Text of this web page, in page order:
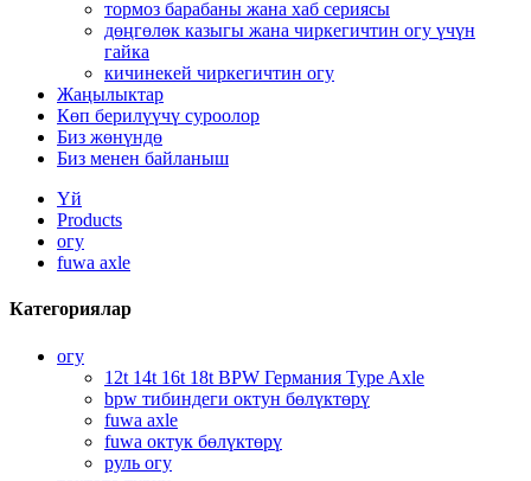
тормоз барабаны жана хаб сериясы
дөңгөлөк казыгы жана чиркегичтин огу үчүн
гайка
кичинекей чиркегичтин огу
Жаңылыктар
Көп берилүүчү суроолор
Биз жөнүндө
Биз менен байланыш
Үй
Products
огу
fuwa axle
Категориялар
огу
12t 14t 16t 18t BPW Германия Type Axle
bpw тибиндеги октун бөлүктөрү
fuwa axle
fuwa октук бөлүктөрү
руль огу